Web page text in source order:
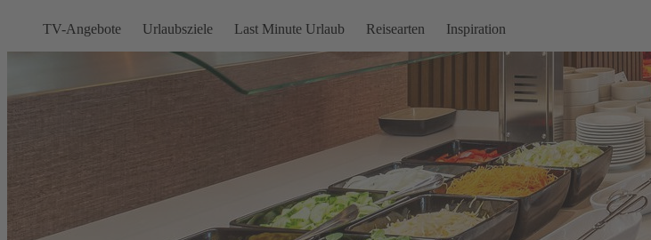
TV-Angebote Urlaubsziele Last Minute Urlaub Reisearten Inspiration